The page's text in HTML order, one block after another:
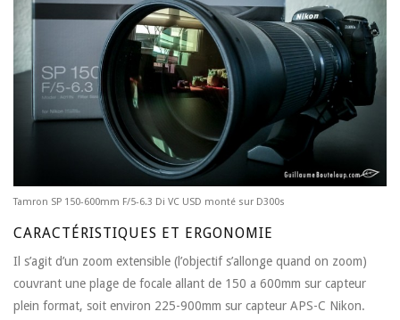
Tamron SP 150-600mm F/5-6.3 Di VC USD monté sur D300s
CARACTÉRISTIQUES ET ERGONOMIE
Il s’agit d’un zoom extensible (l’objectif s’allonge quand on zoom)
couvrant une plage de focale allant de 150 a 600mm sur capteur
plein format, soit environ 225-900mm sur capteur APS-C Nikon.